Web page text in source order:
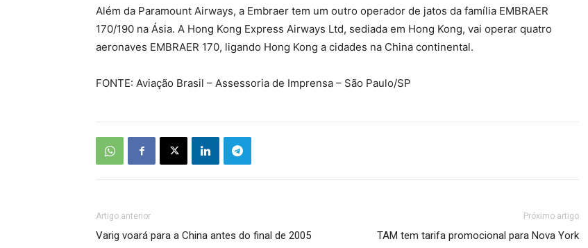
Além da Paramount Airways, a Embraer tem um outro operador de jatos da família EMBRAER
170/190 na Ásia. A Hong Kong Express Airways Ltd, sediada em Hong Kong, vai operar quatro
aeronaves EMBRAER 170, ligando Hong Kong a cidades na China continental.
FONTE: Aviação Brasil – Assessoria de Imprensa – São Paulo/SP
Artigo anterior
Varig voará para a China antes do final de 2005
Próximo artigo
TAM tem tarifa promocional para Nova York